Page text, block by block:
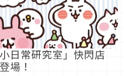
日常研究室」快閃店
場！